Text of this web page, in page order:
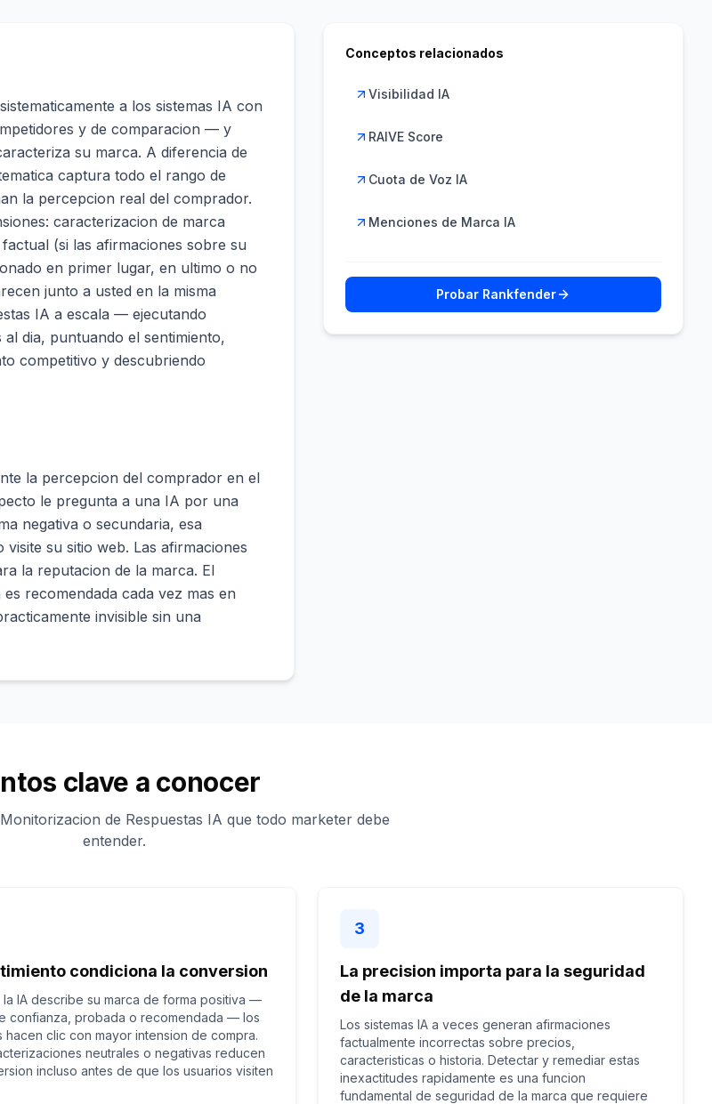
a los sistemas IA con
y de comparacion — y
su marca. A diferencia de
captura todo el rango de
la percepcion real del comprador.
caracterizacion de marca
(si las afirmaciones sobre su
en primer lugar, en ultimo o no
junto a usted en la misma
IA a escala — ejecutando
dia, puntuando el sentimiento,
competitivo y descubriendo
la percepcion del comprador en el
le pregunta a una IA por una
negativa o secundaria, esa
su sitio web. Las afirmaciones
la reputacion de la marca. El
recomendada cada vez mas en
invisible sin una
Conceptos relacionados
Visibilidad IA
RAIVE Score
Cuota de Voz IA
Menciones de Marca IA
Probar Rankfender
clave a conocer
de Respuestas IA que todo marketer debe
entender.
condiciona la conversion
la IA describe su marca de forma positiva —
confianza, probada o recomendada — los
hacen clic con mayor intension de compra.
neutrales o negativas reducen
incluso antes de que los usuarios visiten
3
La precision importa para la seguridad
de la marca
Los sistemas IA a veces generan afirmaciones
factualmente incorrectas sobre precios,
caracteristicas o historia. Detectar y remediar estas
inexactitudes rapidamente es una funcion
fundamental de seguridad de la marca que requiere